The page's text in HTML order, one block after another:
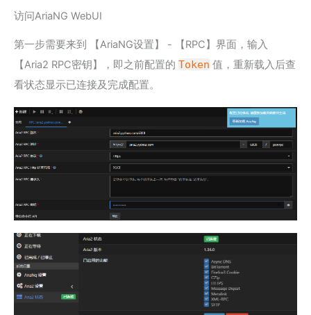
访问AriaNG WebUI
第一步需要来到 【AriaNG设置】 - 【RPC】界面，输入
【Aria2 RPC密钥】，即之前配置的 Token 值，重新载入后查
看状态显示已连接及完成配置。